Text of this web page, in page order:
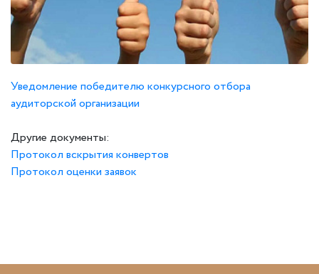
Уведомление победителю конкурсного отбора
аудиторской организации
Другие документы:
Протокол вскрытия конвертов
Протокол оценки заявок